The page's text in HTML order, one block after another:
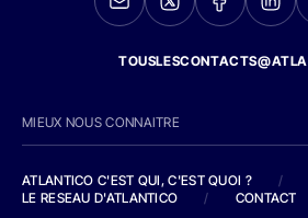
MIEUX NOUS CONNAITRE
ATLANTICO C'EST QUI, C'EST QUOI ?
/
LE RESEAU D'ATLANTICO
/ CONTACT